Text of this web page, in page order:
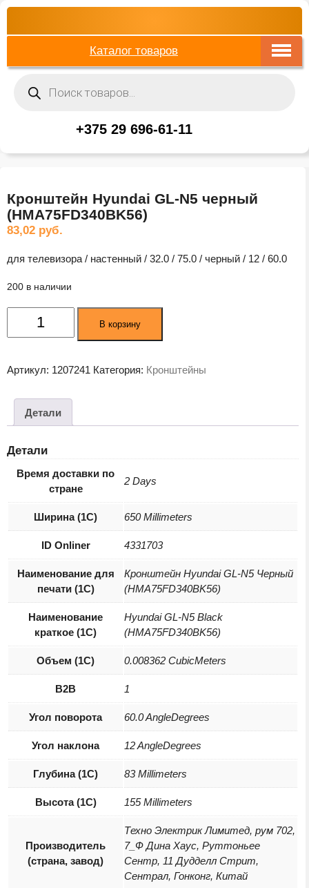
Каталог товаров
товаров
+375 29 696-61-11
Кронштейн Hyundai GL-N5 черный
(HMA75FD340BK56)
83,02 руб.
для телевизора / настенный / 32.0 / 75.0 / черный / 12 / 60.0
200 в наличии
Количество
товара
GL-
черный
(HMA75FD340BK56)
В корзину
Артикул: 1207241 Категория: Кронштейны
Детали
Детали
Время доставки по
стране
2 Days
Ширина (1С) 650 Millimeters
ID Onliner 4331703
Наименование для
печати (1С)
Кронштейн Hyundai GL-N5 Черный
(HMA75FD340BK56)
Наименование
краткое (1C)
Hyundai GL-N5 Black
(HMA75FD340BK56)
Объем (1С) 0.008362 CubicMeters
B2B 1
Угол поворота 60.0 AngleDegrees
Угол наклона 12 AngleDegrees
Глубина (1С) 83 Millimeters
Высота (1С) 155 Millimeters
Производитель
(страна, завод)
Техно Электрик Лимитед, рум 702,
7_Ф Дина Хаус, Руттоньее
Сентр, 11 Дудделл Стрит,
Сентрал, Гонконг, Китай